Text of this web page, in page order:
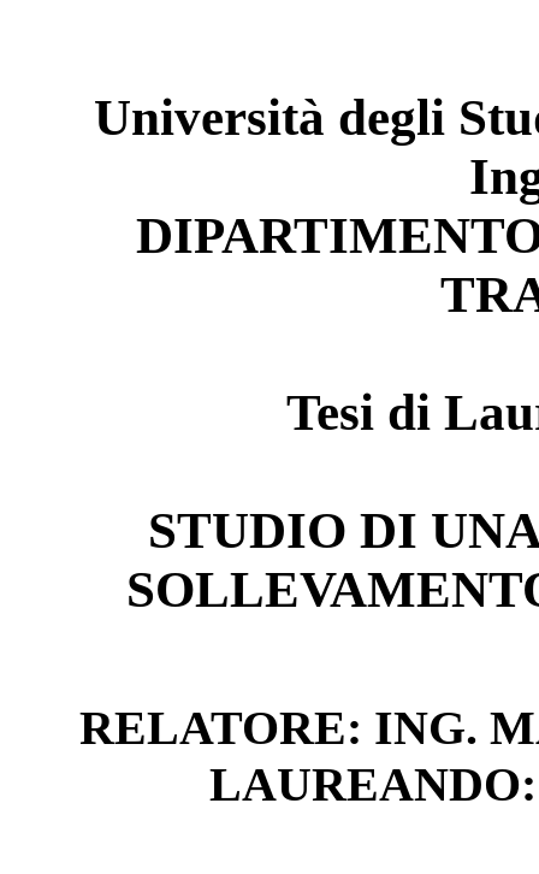
Università degli
Tesi di
STUDIO DI
RELATORE: ING.